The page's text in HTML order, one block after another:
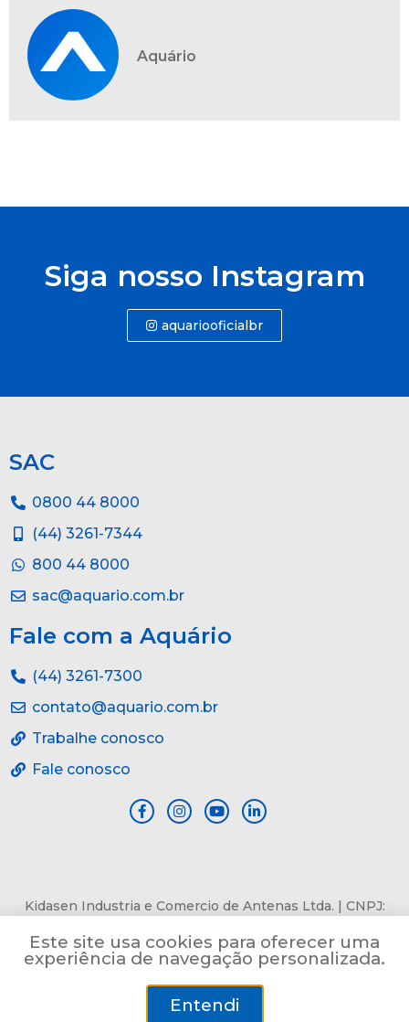
Aquário
Siga nosso Instagram
aquariooficialbr
SAC
0800 44 8000
(44) 3261-7344
800 44 8000
sac@aquario.com.br
Fale com a Aquário
(44) 3261-7300
contato@aquario.com.br
Trabalhe conosco
Fale conosco
Kidasen Industria e Comercio de Antenas Ltda. | CNPJ:
Bertioga, Maringá, PR, CEP: 87055-405
Este site usa cookies para oferecer uma
experiência de navegação personalizada.
Entendi